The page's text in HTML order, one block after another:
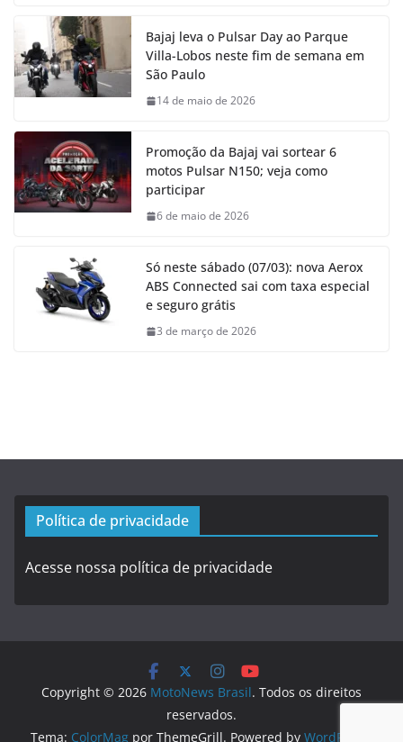
Bajaj leva o Pulsar Day ao Parque
Villa-Lobos neste fim de semana em
São Paulo
14 de maio de 2026
Promoção da Bajaj vai sortear 6
motos Pulsar N150; veja como
participar
6 de maio de 2026
Só neste sábado (07/03): nova Aerox
ABS Connected sai com taxa especial
e seguro grátis
3 de março de 2026
Política de privacidade
Acesse nossa política de privacidade
Copyright © 2026 MotoNews Brasil. Todos os direitos
reservados.
Tema: ColorMag por ThemeGrill. Powered by WordPress